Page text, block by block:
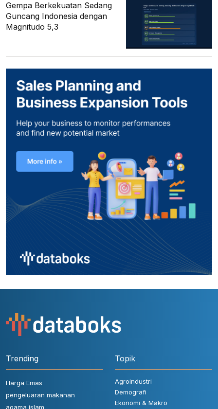
Gempa Berkekuatan Sedang
Guncang Indonesia dengan
Magnitudo 5,3
Trending
Harga Emas
pengeluaran makanan
agama islam
Topik
Agroindustri
Demografi
Ekonomi & Makro